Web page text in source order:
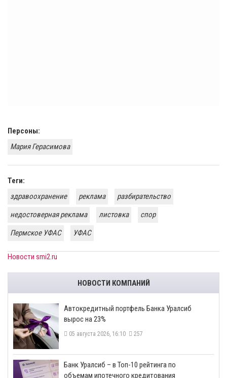
Персоны:
Мария Герасимова
Теги:
здравоохранение
реклама
разбирательство
недостоверная реклама
листовка
спор
Пермское УФАС
УФАС
Новости smi2.ru
НОВОСТИ КОМПАНИЙ
​Автокредитный портфель Банка Уралсиб
вырос на 23%
05 августа 2026, 16:10 257
​Банк Уралсиб – в Топ-10 рейтинга по
объемам ипотечного кредитования